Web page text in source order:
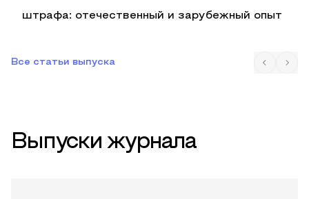
штрафа: отечественный и зарубежный опыт
Все статьи выпуска
Выпуски журнала